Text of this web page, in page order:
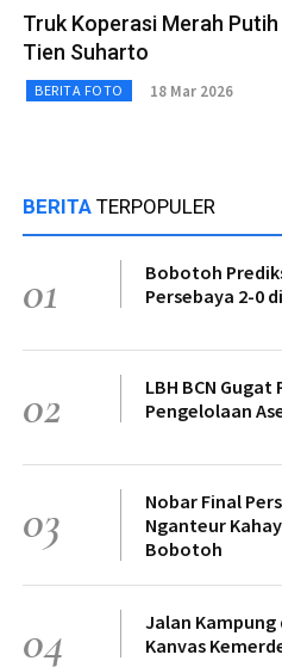
Truk Koperasi Merah
Tien Suharto
BERITA FOTO 18 Mar 2026
BERITA TERPOPULER
01
Bobotoh
Persebaya 2-0
02
LBH BCN
Pengelolaan
03
Nobar Final
Nganteur
Bobotoh
04
Jalan Kampung
Kanvas